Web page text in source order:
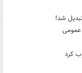
تبدیل شد!
کرد